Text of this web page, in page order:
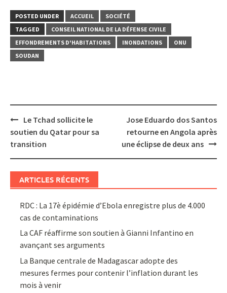
POSTED UNDER ACCUEIL
SOCIÉTÉ
TAGGED
CONSEIL NATIONAL DE LA DÉFENSE CIVILE
EFFONDREMENTS D'HABITATIONS
INONDATIONS
ONU
SOUDAN
Post
navigation
Le Tchad sollicite le
soutien du Qatar pour sa
transition
Jose Eduardo dos Santos
retourne en Angola après
une éclipse de deux ans
ARTICLES RÉCENTS
RDC : La 17è épidémie d’Ebola enregistre plus de 4.000
cas de contaminations
La CAF réaffirme son soutien à Gianni Infantino en
avançant ses arguments
La Banque centrale de Madagascar adopte des
mesures fermes pour contenir l’inflation durant les
mois à venir